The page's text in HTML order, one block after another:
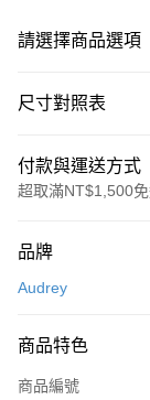
請選擇商品選項
尺寸對照表
付款與運送方式
超取滿NT$1,500
信用卡一次付款
LINE Pay
Apple Pay
品牌
Audrey
商品特色
商品編號